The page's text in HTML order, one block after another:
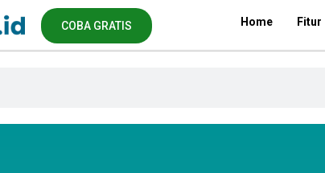
COBA GRATIS Home Fitur